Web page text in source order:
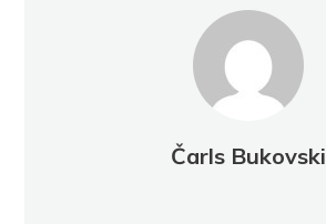
Čarls Bukovski